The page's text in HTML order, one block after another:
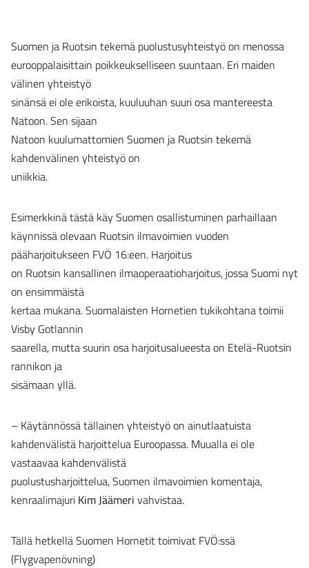
Suomen ja Ruotsin tekemä puolustusyhteistyö on menossa
eurooppalaisittain poikkeukselliseen suuntaan. Eri maiden
välinen yhteistyö
sinänsä ei ole erikoista, kuuluuhan suuri osa mantereesta
Natoon. Sen sijaan
Natoon kuulumattomien Suomen ja Ruotsin tekemä
kahdenvälinen yhteistyö on
uniikkia.
Esimerkkinä tästä käy Suomen osallistuminen parhaillaan
käynnissä olevaan Ruotsin ilmavoimien vuoden
pääharjoitukseen FVÖ 16:een. Harjoitus
on Ruotsin kansallinen ilmaoperaatioharjoitus, jossa Suomi nyt
on ensimmäistä
kertaa mukana. Suomalaisten Hornetien tukikohtana toimii
Visby Gotlannin
saarella, mutta suurin osa harjoitusalueesta on Etelä-Ruotsin
rannikon ja
sisämaan yllä.
– Käytännössä tällainen yhteistyö on ainutlaatuista
kahdenvälistä harjoittelua Euroopassa. Muualla ei ole
vastaavaa kahdenvälistä
puolustusharjoittelua, Suomen ilmavoimien komentaja,
kenraalimajuri Kim Jäämeri vahvistaa.
Tällä hetkellä Suomen Hornetit toimivat FVÖ:ssä
(Flygvapenövning)